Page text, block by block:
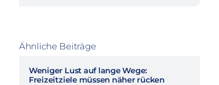
Ähnliche Beiträge
Weniger Lust auf lange Wege:
Freizeitziele müssen näher rücken